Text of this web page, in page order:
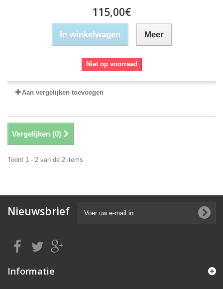
115,00€
In winkelwagen Meer
Niet op voorraad
Aan vergelijken toevoegen
Vergelijken (0)
Toont 1 - 2 van de 2 items
Nieuwsbrief
Informatie